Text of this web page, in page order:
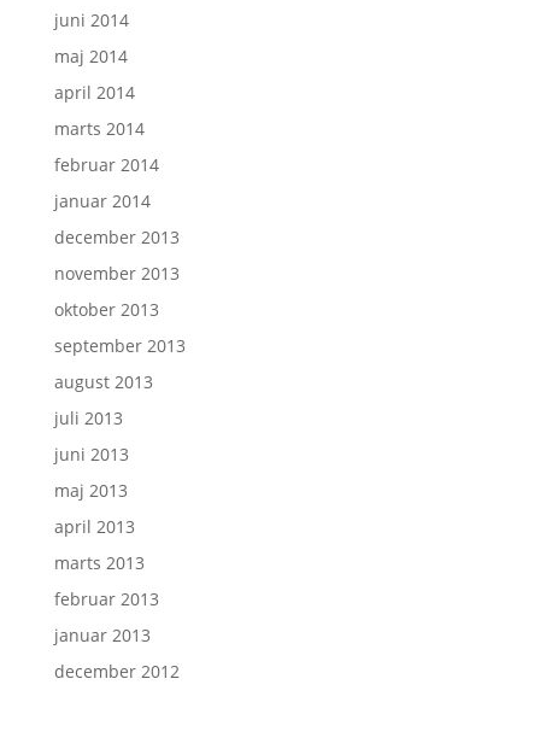
juni 2014
maj 2014
april 2014
marts 2014
februar 2014
januar 2014
december 2013
november 2013
oktober 2013
september 2013
august 2013
juli 2013
juni 2013
maj 2013
april 2013
marts 2013
februar 2013
januar 2013
december 2012